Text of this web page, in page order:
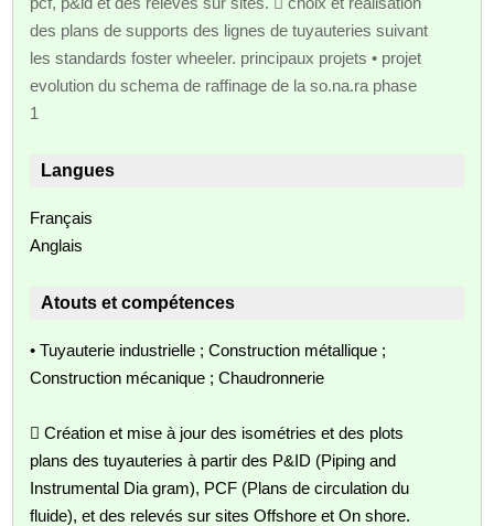
des plans de supports des lignes de tuyauteries suivant
les standards foster wheeler. principaux projets • projet
evolution du schema de raffinage de la so.na.ra phase
1
Langues
Français
Anglais
Atouts et compétences
• Tuyauterie industrielle ; Construction métallique ;
Construction mécanique ; Chaudronnerie
 Création et mise à jour des isométries et des plots
plans des tuyauteries à partir des P&ID (Piping and
Instrumental Dia gram), PCF (Plans de circulation du
fluide), et des relevés sur sites Offshore et On shore.